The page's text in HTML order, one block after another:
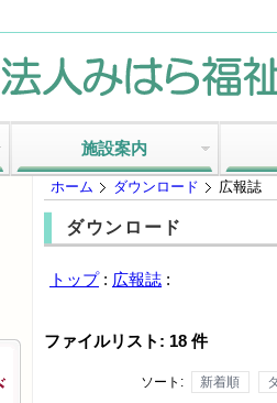
施設案内
ホーム ダウンロード 広報誌
ダウンロード
トップ: 広報誌 :
ファイルリスト: 18 件
ソート: 新着順